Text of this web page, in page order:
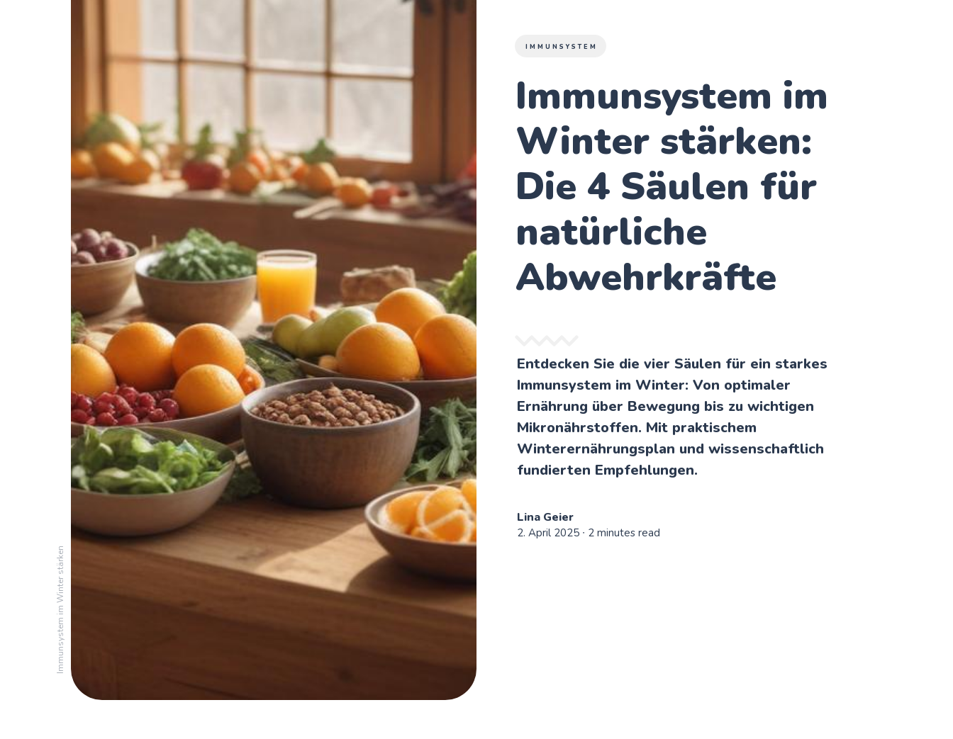
Immunsystem im Winter stärken
IMMUNSYSTEM
Immunsystem im
Winter stärken:
Die 4 Säulen für
natürliche
Abwehrkräfte
Entdecken Sie die vier Säulen für ein starkes
Immunsystem im Winter: Von optimaler
Ernährung über Bewegung bis zu wichtigen
Mikronährstoffen. Mit praktischem
Winterernährungsplan und wissenschaftlich
fundierten Empfehlungen.
Lina Geier
2. April 2025 ∙ 2 minutes read